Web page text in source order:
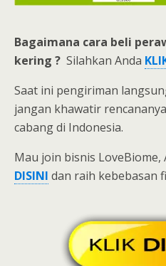
Bagaimana cara beli
kering ? Silahkan Anda
Saat ini pengiriman
jangan khawatir
cabang di Indonesia.
Mau join bisnis
DISINI dan raih kebebasan